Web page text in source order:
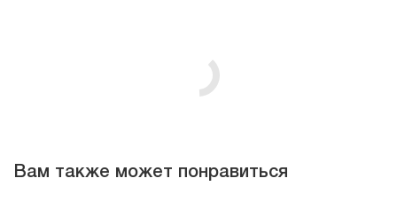
Вам также может понравиться